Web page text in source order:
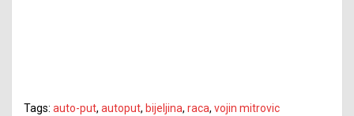
Tags: auto-put, autoput, bijeljina, raca, vojin mitrovic